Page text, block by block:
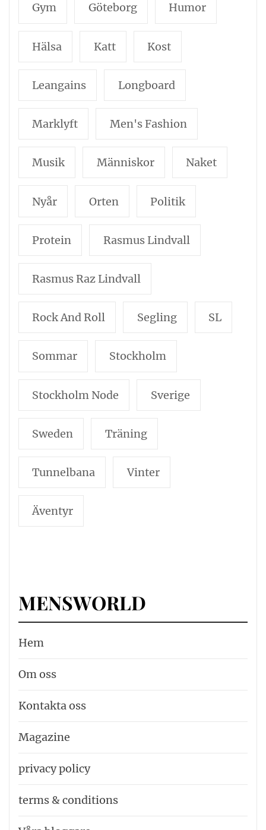
Gym Göteborg Humor
Hälsa Katt Kost
Leangains Longboard
Marklyft Men's Fashion
Musik Människor Naket
Nyår Orten Politik
Protein Rasmus Lindvall
Rasmus Raz Lindvall
Rock And Roll Segling SL
Sommar Stockholm
Stockholm Node Sverige
Sweden Träning
Tunnelbana Vinter
Äventyr
MENSWORLD
Hem
Om oss
Kontakta oss
Magazine
privacy policy
terms & conditions